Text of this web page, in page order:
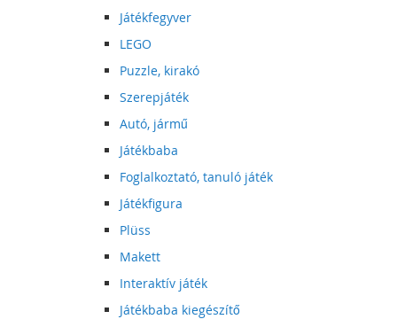
Játékfegyver
LEGO
Puzzle, kirakó
Szerepjáték
Autó, jármű
Játékbaba
Foglalkoztató, tanuló játék
Játékfigura
Plüss
Makett
Interaktív játék
Játékbaba kiegészítő